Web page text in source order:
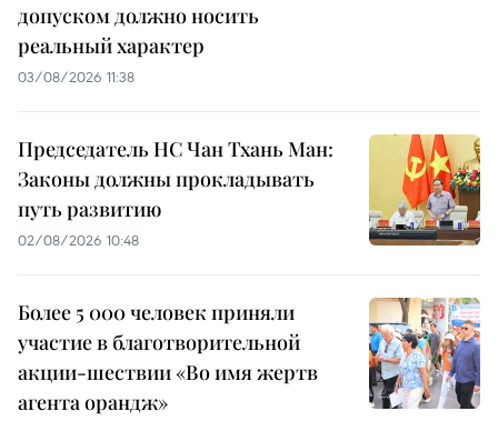
допуском должно носить
реальный характер
03/08/2026 11:38
Председатель НС Чан Тхань Ман:
Законы должны прокладывать
путь развитию
02/08/2026 10:48
Более 5 000 человек приняли
участие в благотворительной
акции-шествии «Во имя жертв
агента орандж»